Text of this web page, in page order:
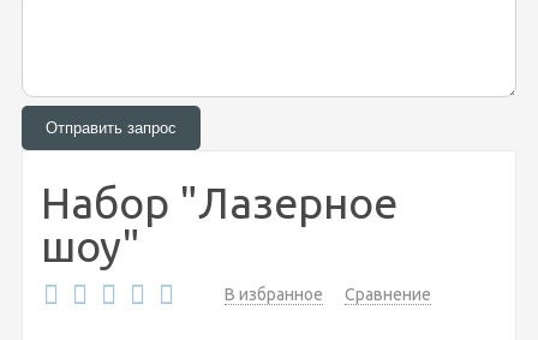
Набор "Лазерное
шоу"
В избранное Сравнение